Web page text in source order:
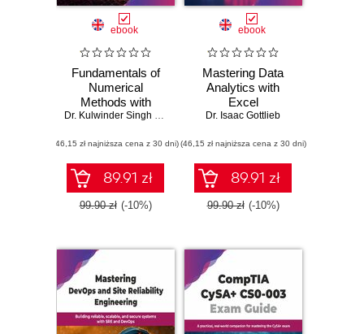
ebook
Fundamentals of
Numerical
Methods with
MATLAB
Dr. Kulwinder Singh Parmar Dr. Sachin Kaushal,
(46,15 zł najniższa cena z 30 dni)
89.91 zł
99.90 zł (-10%)
ebook
Mastering Data
Analytics with
Excel
Dr. Isaac Gottlieb
(46,15 zł najniższa cena z 30 dni)
89.91 zł
99.90 zł (-10%)